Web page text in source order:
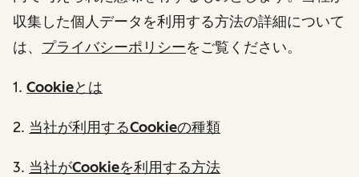
収集した個人データを利用する方法の詳細について
は、 プライバシーポリシーをご覧ください。
1. Cookieとは
2. 当社が利用するCookieの種類
3. 当社がCookieを利用する方法